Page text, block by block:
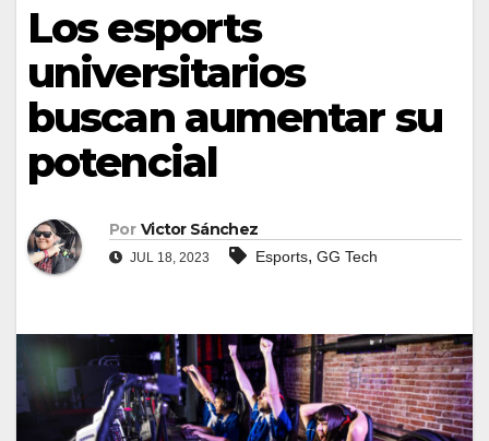
Los esports
universitarios
buscan aumentar su
potencial
Por Victor Sánchez
JUL 18, 2023 Esports, GG Tech